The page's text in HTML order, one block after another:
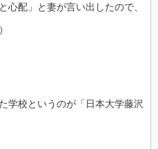
心配」と妻が言い出したので、
学校というのが「日本大学藤沢